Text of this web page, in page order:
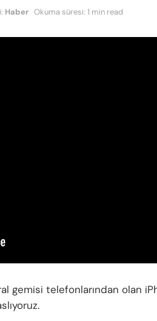
Haber Okuma süresi: 1 min read
gemisi telefonlarından olan